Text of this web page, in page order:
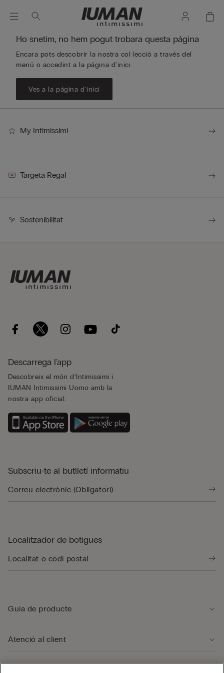
Ho snetim, no hem pogut trobara questa página
Encara pots descobrir la nostra col·lecció a través del
menú o accedint a la página d'inici
Ves a la pàgina d'inici
My Intimissimi
Targeta Regal
Sostenibilitat
Descarrega l'app
Descobreix el món d’Intimissimi i
IUMAN Intimissimi Uomo amb la
nostra app oficial.
Subscriu-te al butlletí informatiu
Localitzador de botigues
Guia de producte
Atenció al client